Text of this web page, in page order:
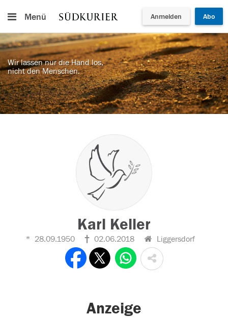
Menü Anmelden Abo
Wir lassen nur die Hand los,
nicht den Menschen.
Karl Keller
28.09.1950 02.06.2018 Liggersdorf
Anzeige